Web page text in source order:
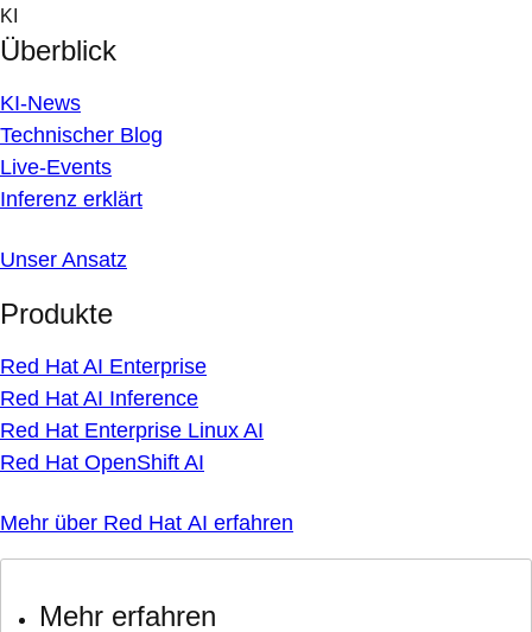
Skip
to
content
KI
Überblick
KI-News
Technischer Blog
Live-Events
Inferenz erklärt
Unser Ansatz
Produkte
Red Hat AI Enterprise
Red Hat AI Inference
Red Hat Enterprise Linux AI
Red Hat OpenShift AI
Mehr über Red Hat AI erfahren
Mehr erfahren